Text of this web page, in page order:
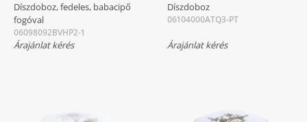
Díszdoboz, fedeles, babacipő
fogóval
06098092BVHP2-1
Árajánlat kérés
Díszdoboz
06104000ATQ3-PT
Árajánlat kérés